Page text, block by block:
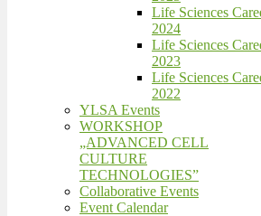
Life Sciences
2024
Life Sciences
2023
Life Sciences
2022
YLSA Events
WORKSHOP
„ADVANCED CELL
CULTURE
TECHNOLOGIES”
Collaborative Events
Event Calendar